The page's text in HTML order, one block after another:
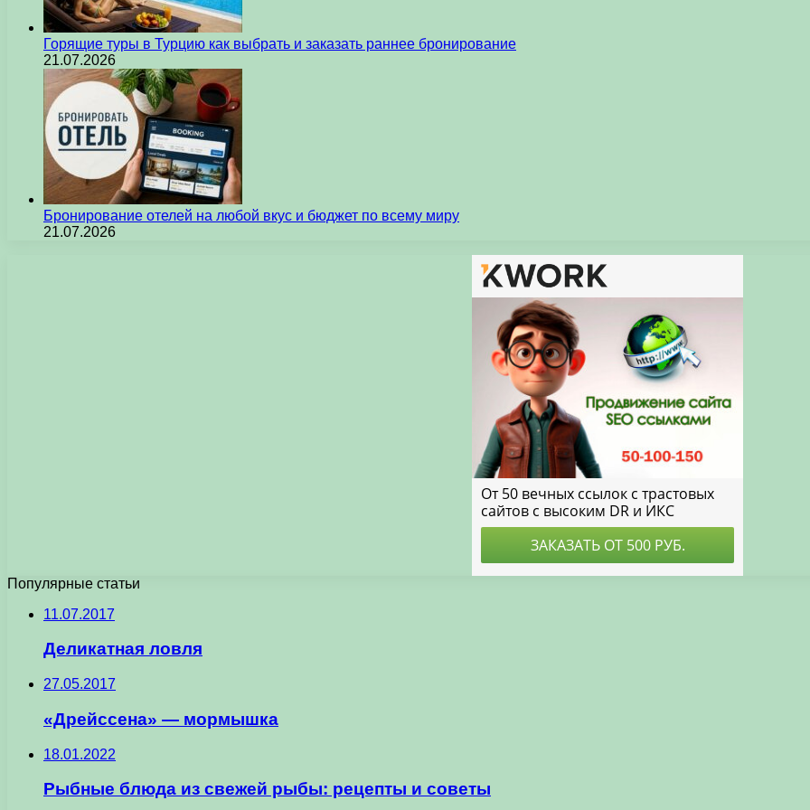
Горящие туры в Турцию как выбрать и заказать раннее бронирование
21.07.2026
Бронирование отелей на любой вкус и бюджет по всему миру
21.07.2026
Популярные статьи
11.07.2017
Деликатная ловля
27.05.2017
«Дрейссена» — мормышка
18.01.2022
Рыбные блюда из свежей рыбы: рецепты и советы